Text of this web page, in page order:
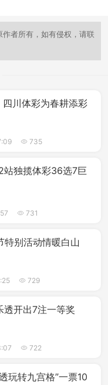
者所有，如有侵权，请联
四川体彩为春耕添彩
735
站独揽体彩36选7巨
731
特别活动情暖白山
729
开出7注一等奖
722
玩转九宫格”一票10